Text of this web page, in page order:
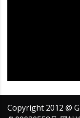
Copyright 2012 @